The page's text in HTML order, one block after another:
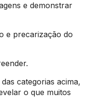
e demonstrar
e precarização do
categorias acima,
o que muitos